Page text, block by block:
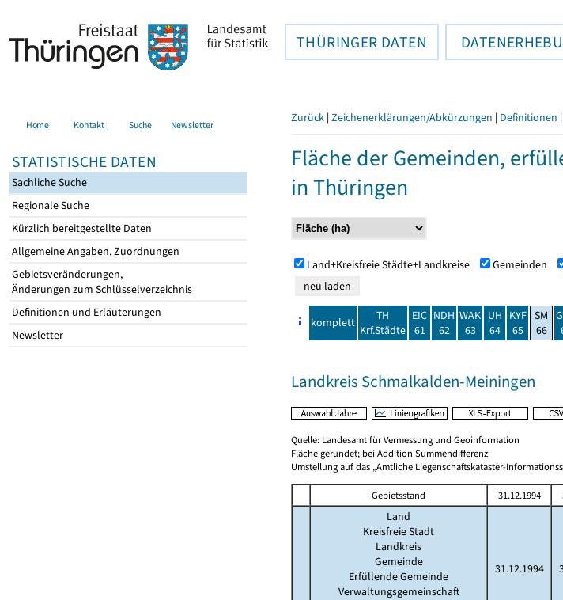
THÜRINGER DATEN
Home Kontakt Suche Newsletter
STATISTISCHE DATEN
Sachliche Suche
Regionale Suche
Kürzlich bereitgestellte Daten
Allgemeine Angaben, Zuordnungen
Gebietsveränderungen,
Änderungen zum Schlüsselverzeichnis
Definitionen und Erläuterungen
Newsletter
Zurück | Zeichenerklärungen/Abkürzungen | Definitionen |
Fläche der Gemeinden,
in Thüringen
Land+Kreisfreie Städte+Landkreise Gemeinden
komplett
TH
Krf.Städte
EIC
61
NDH
62
WAK
63
UH
64
KYF
65
SM
66
Landkreis Schmalkalden-Meiningen
Quelle: Landesamt für Vermessung und Geoinformation
Fläche gerundet; bei Addition Summendifferenz
Umstellung auf das „Amtliche Liegenschaftskataster-
Gebietsstand 31.12.1994
Land
Kreisfreie Stadt
Landkreis
Gemeinde
Erfüllende Gemeinde
Verwaltungsgemeinschaft
31.12.1994